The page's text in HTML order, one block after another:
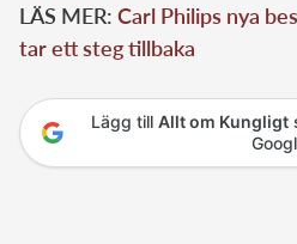
LÄS MER: Carl Philips nya
tar ett steg tillbaka
Lägg till Allt om Kungligt